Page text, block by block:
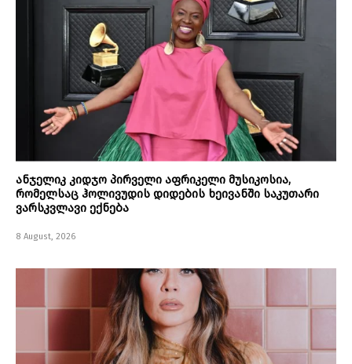
ანჯელიკ კიდჯო პირველი აფრიკელი მუსიკოსია,
რომელსაც ჰოლივუდის დიდების ხეივანში საკუთარი
ვარსკვლავი ექნება
8 August, 2026